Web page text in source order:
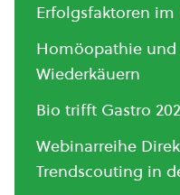
Erfolgsfaktoren
Homöopathie
Wiederkäuern
Bio trifft Gastro
Webinarreihe
Trendscouting in